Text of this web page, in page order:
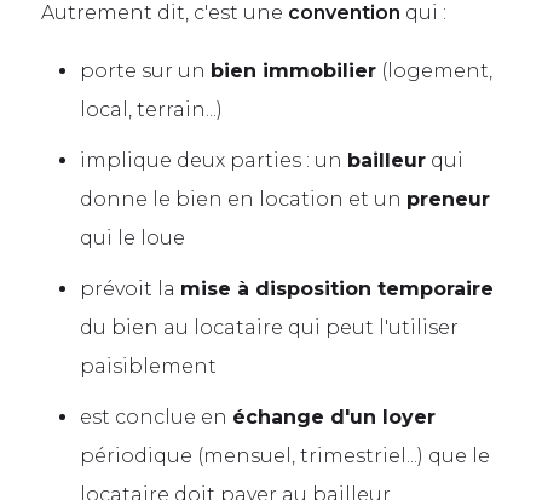
Autrement dit, c'est une convention qui :
porte sur un bien immobilier (logement,
local, terrain...)
implique deux parties : un bailleur qui
donne le bien en location et un preneur
qui le loue
prévoit la mise à disposition temporaire
du bien au locataire qui peut l'utiliser
paisiblement
est conclue en échange d'un loyer
périodique (mensuel, trimestriel...) que le
locataire doit payer au bailleur